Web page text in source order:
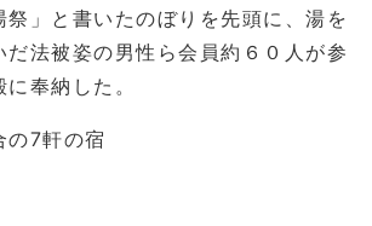
」と書いたのぼりを先頭に、湯を
だ法被姿の男性ら会員約６０人が参
奉納した。
の7軒の宿